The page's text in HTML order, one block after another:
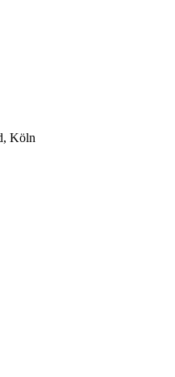
Köln